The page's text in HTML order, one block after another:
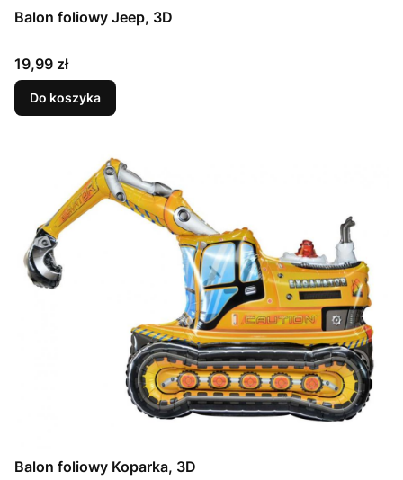
Balon foliowy Jeep, 3D
Cena
19,99 zł
Do koszyka
Balon foliowy Koparka, 3D